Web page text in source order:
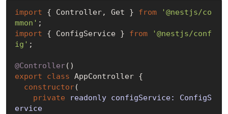
import { Controller, Get } from
'@nestjs/co
mmon'
import { ConfigService } from
'@nestjs/conf
ig' ;
@Controller
export
class AppController {
constructor(
private readonly configService: ConfigS
ervice